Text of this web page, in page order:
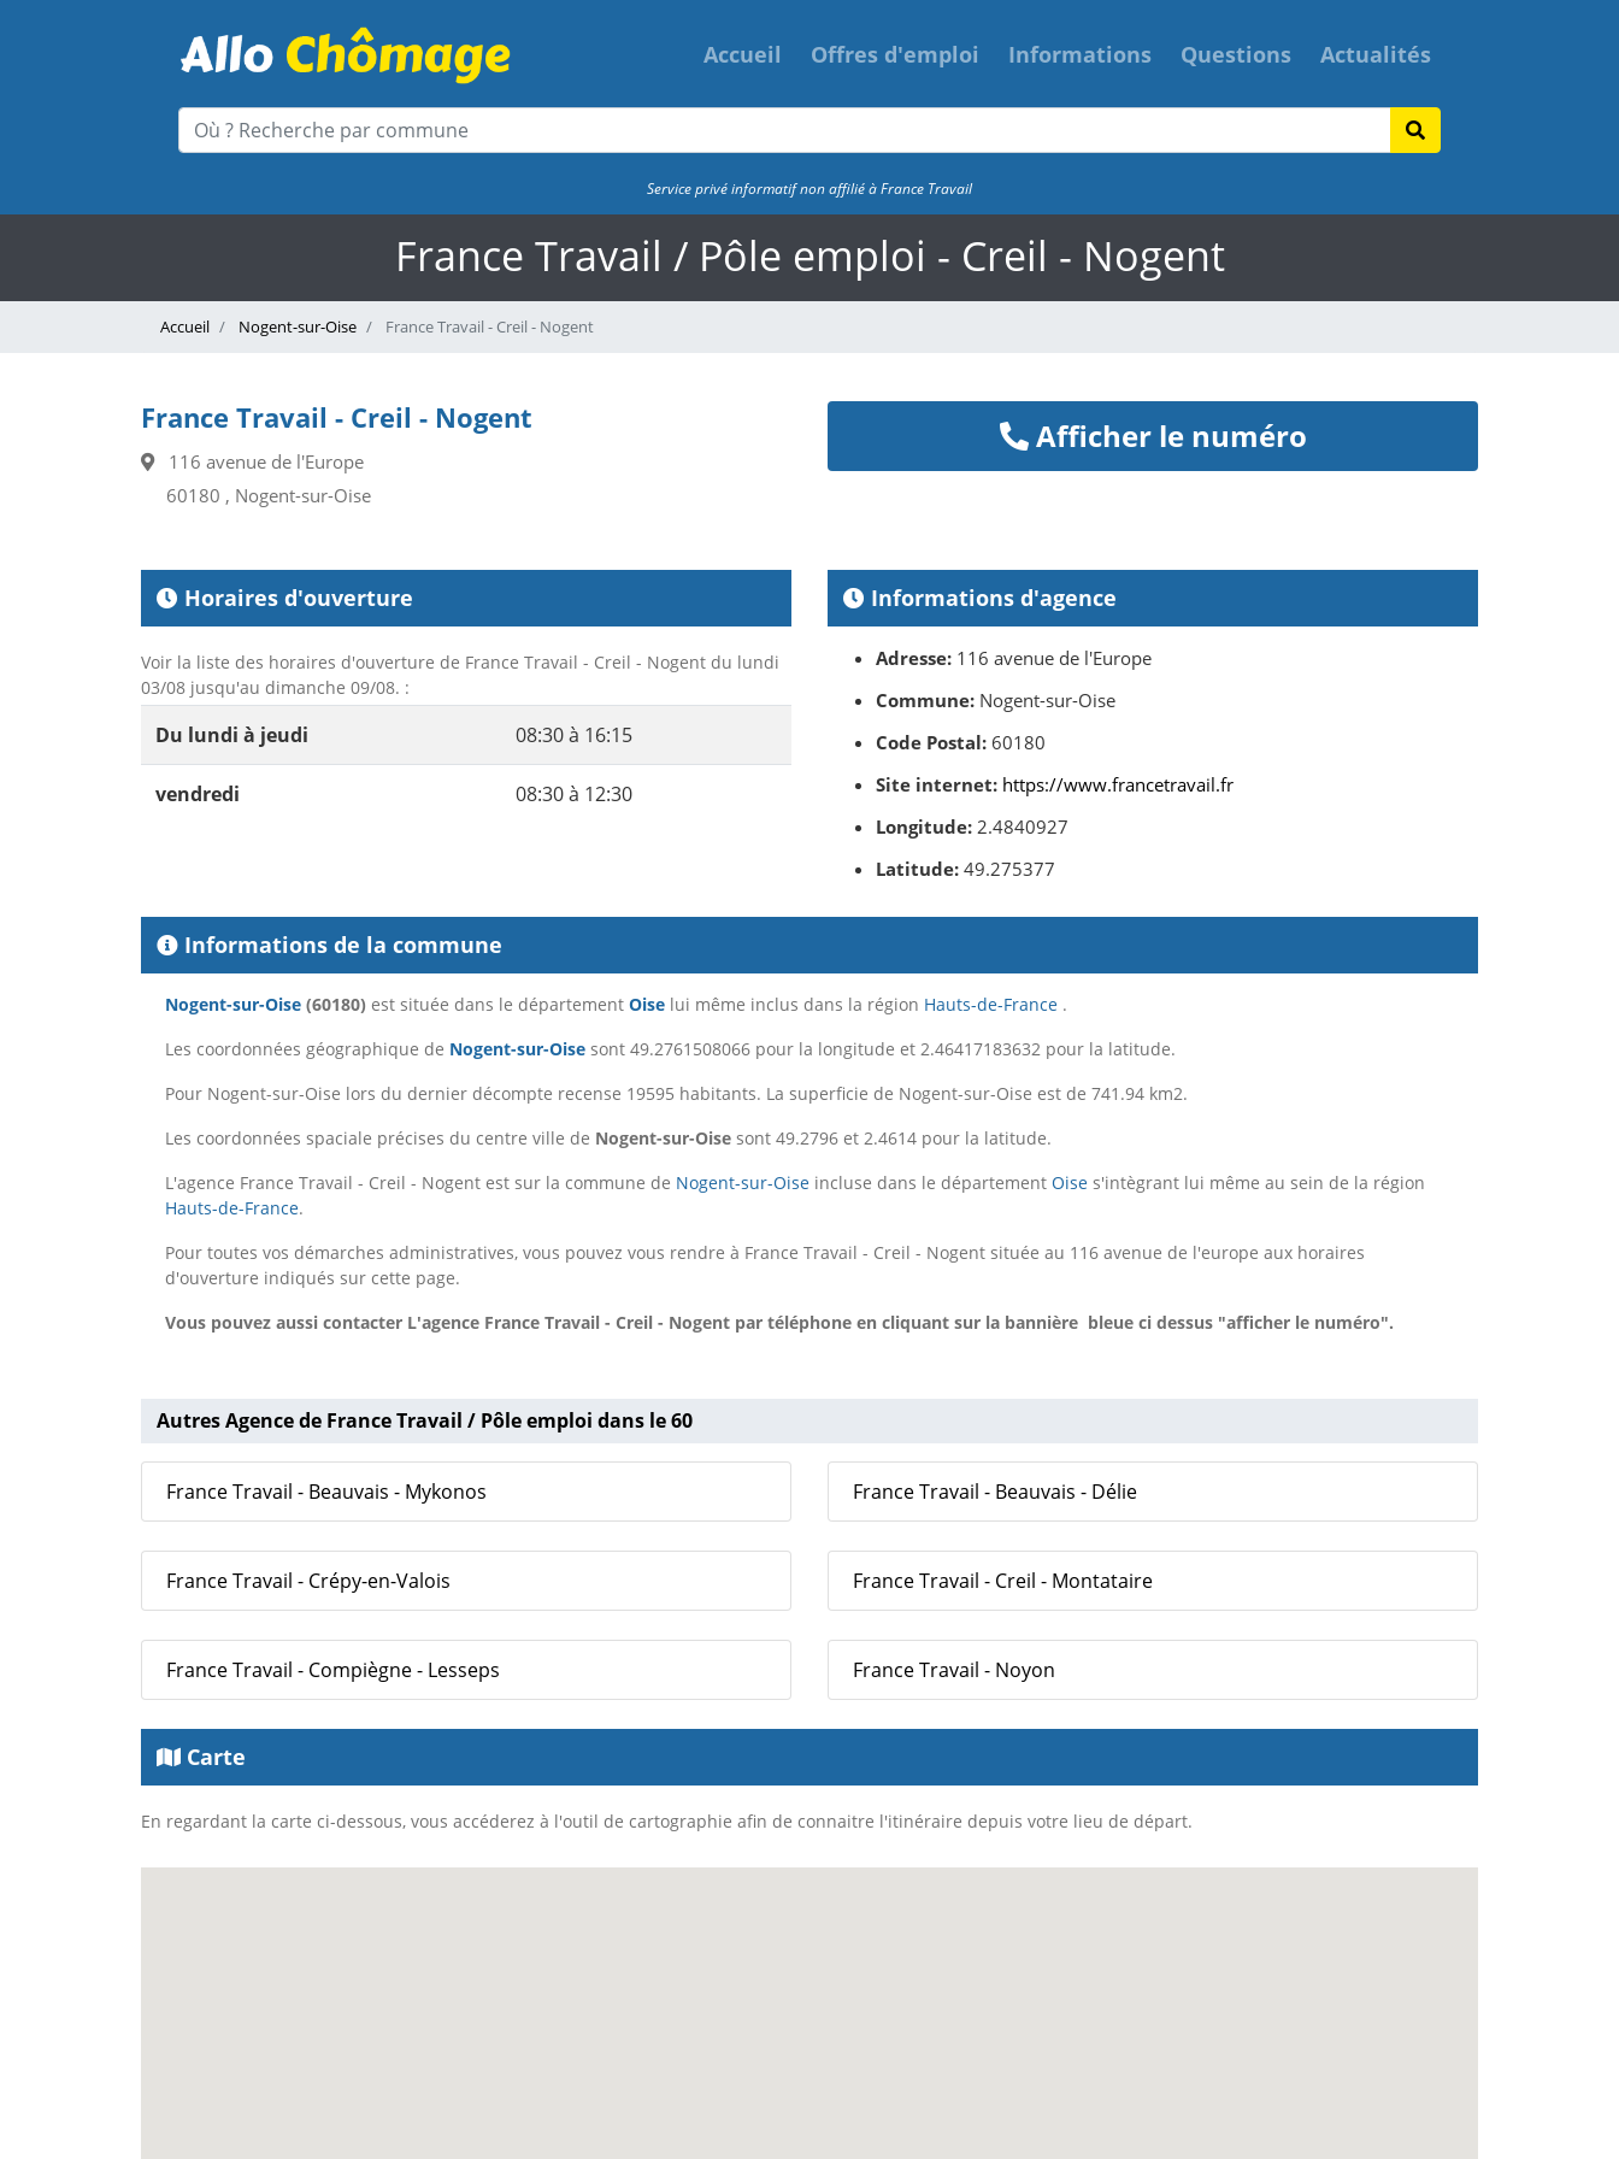
Accueil Offres d'emploi Informations Questions Actualités
Service privé informatif non affilié à France Travail
France Travail / Pôle emploi - Creil - Nogent
Accueil Nogent-sur-Oise France Travail - Creil - Nogent
France Travail - Creil - Nogent
116 avenue de l'Europe
60180 , Nogent-sur-Oise
Afficher le numéro
Horaires d'ouverture
Voir la liste des horaires d'ouverture de France Travail - Creil - Nogent du lundi
03/08 jusqu'au dimanche 09/08. :
Du lundi à jeudi 08:30 à 16:15
vendredi 08:30 à 12:30
Informations d'agence
Adresse: 116 avenue de l'Europe
Commune: Nogent-sur-Oise
Code Postal: 60180
Site internet: https://www.francetravail.fr
Longitude: 2.4840927
Latitude: 49.275377
Informations de la commune
Nogent-sur-Oise (60180) est située dans le département Oise lui même inclus dans la région Hauts-de-France .
Les coordonnées géographique de Nogent-sur-Oise sont 49.2761508066 pour la longitude et 2.46417183632 pour la latitude.
Pour Nogent-sur-Oise lors du dernier décompte recense 19595 habitants. La superficie de Nogent-sur-Oise est de 741.94 km2.
Les coordonnées spaciale précises du centre ville de Nogent-sur-Oise sont 49.2796 et 2.4614 pour la latitude.
L'agence France Travail - Creil - Nogent est sur la commune de Nogent-sur-Oise incluse dans le département Oise s'intègrant lui même au sein de la région
Hauts-de-France.
Pour toutes vos démarches administratives, vous pouvez vous rendre à France Travail - Creil - Nogent située au 116 avenue de l'europe aux horaires
d'ouverture indiqués sur cette page.
Vous pouvez aussi contacter L'agence France Travail - Creil - Nogent par téléphone en cliquant sur la bannière bleue ci dessus "afficher le numéro".
Autres Agence de France Travail / Pôle emploi dans le 60
France Travail - Beauvais - Mykonos France Travail - Beauvais - Délie
France Travail - Crépy-en-Valois France Travail - Creil - Montataire
France Travail - Compiègne - Lesseps France Travail - Noyon
Carte
En regardant la carte ci-dessous, vous accéderez à l'outil de cartographie afin de connaitre l'itinéraire depuis votre lieu de départ.